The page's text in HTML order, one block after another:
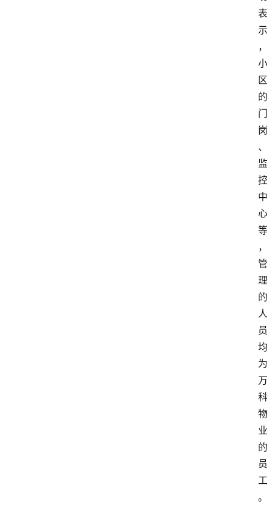
表
示
，
小
区
的
门
岗
、
监
控
中
心
等
，
管
理
的
人
员
均
为
万
科
物
业
的
员
工
。